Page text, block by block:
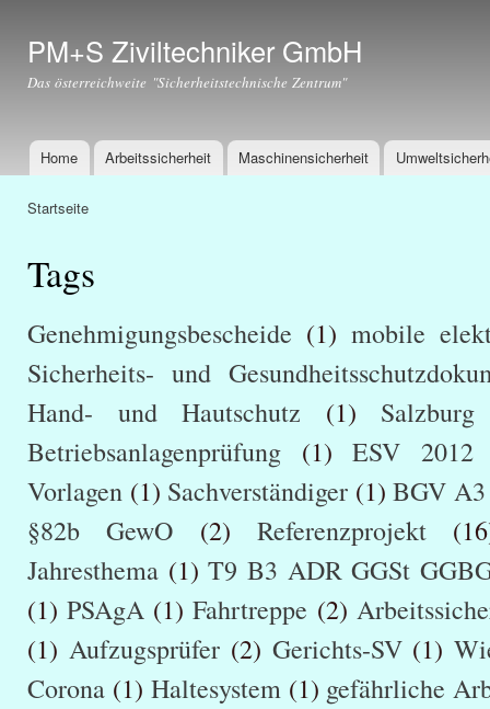
PM+S Ziviltechniker GmbH
Das österreichweite "Sicherheitstechnische Zentrum"
Hauptmenü
Home Arbeitssicherheit Maschinensicherheit
Startseite
Tags
Genehmigungsbescheide (1) mobile
Sicherheits- und
Hand- und Hautschutz (1) Salzburg
Betriebsanlagenprüfung (1) ESV 2012
Vorlagen (1) Sachverständiger (1) BGV A3
§82b GewO (2) Referenzprojekt
Jahresthema (1) T9 B3 ADR GGSt
(1) PSAgA (1) Fahrtreppe (2)
(1) Aufzugsprüfer(2) Gerichts-SV(1)
Corona (1) Haltesystem(1) gefährliche